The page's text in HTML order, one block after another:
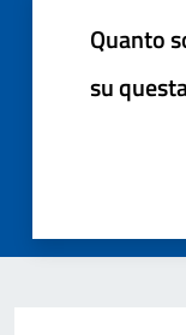
Quanto
su